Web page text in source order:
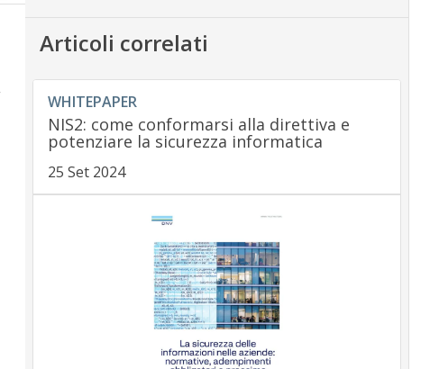
Articoli correlati
WHITEPAPER
NIS2: come conformarsi alla direttiva e
potenziare la sicurezza informatica
25 Set 2024